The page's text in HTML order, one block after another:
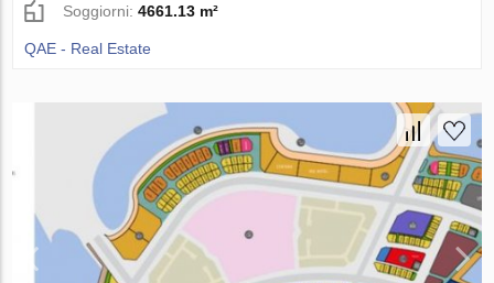
Soggiorni:4661.13 m²
QAE - Real Estate